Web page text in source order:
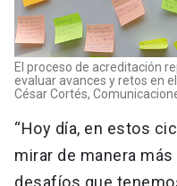
El proceso de acreditación
evaluar avances y retos en
César Cortés,
“Hoy día, en estos
mirar de manera